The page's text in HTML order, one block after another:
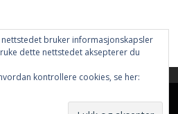
to browse the site, you are
bruker informasjonskapsler
dette nettstedet aksepterer du
kontrollere cookies, se her: